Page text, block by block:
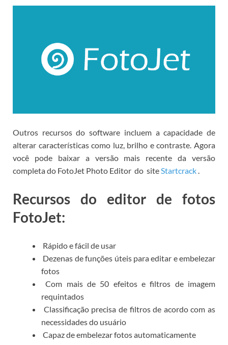
Outros recursos do software incluem a capacidade de
alterar características como luz, brilho e contraste. Agora
você pode baixar a versão mais recente da versão
completa do FotoJet Photo Editor do site Startcrack
Recursos do editor de fotos
FotoJet:
Rápido e fácil de usar
Dezenas de funções úteis para editar e embelezar
fotos
Com mais de 50 efeitos e filtros de imagem
requintados
Classificação precisa de filtros de acordo com as
necessidades do usuário
Capaz de embelezar fotos automaticamente